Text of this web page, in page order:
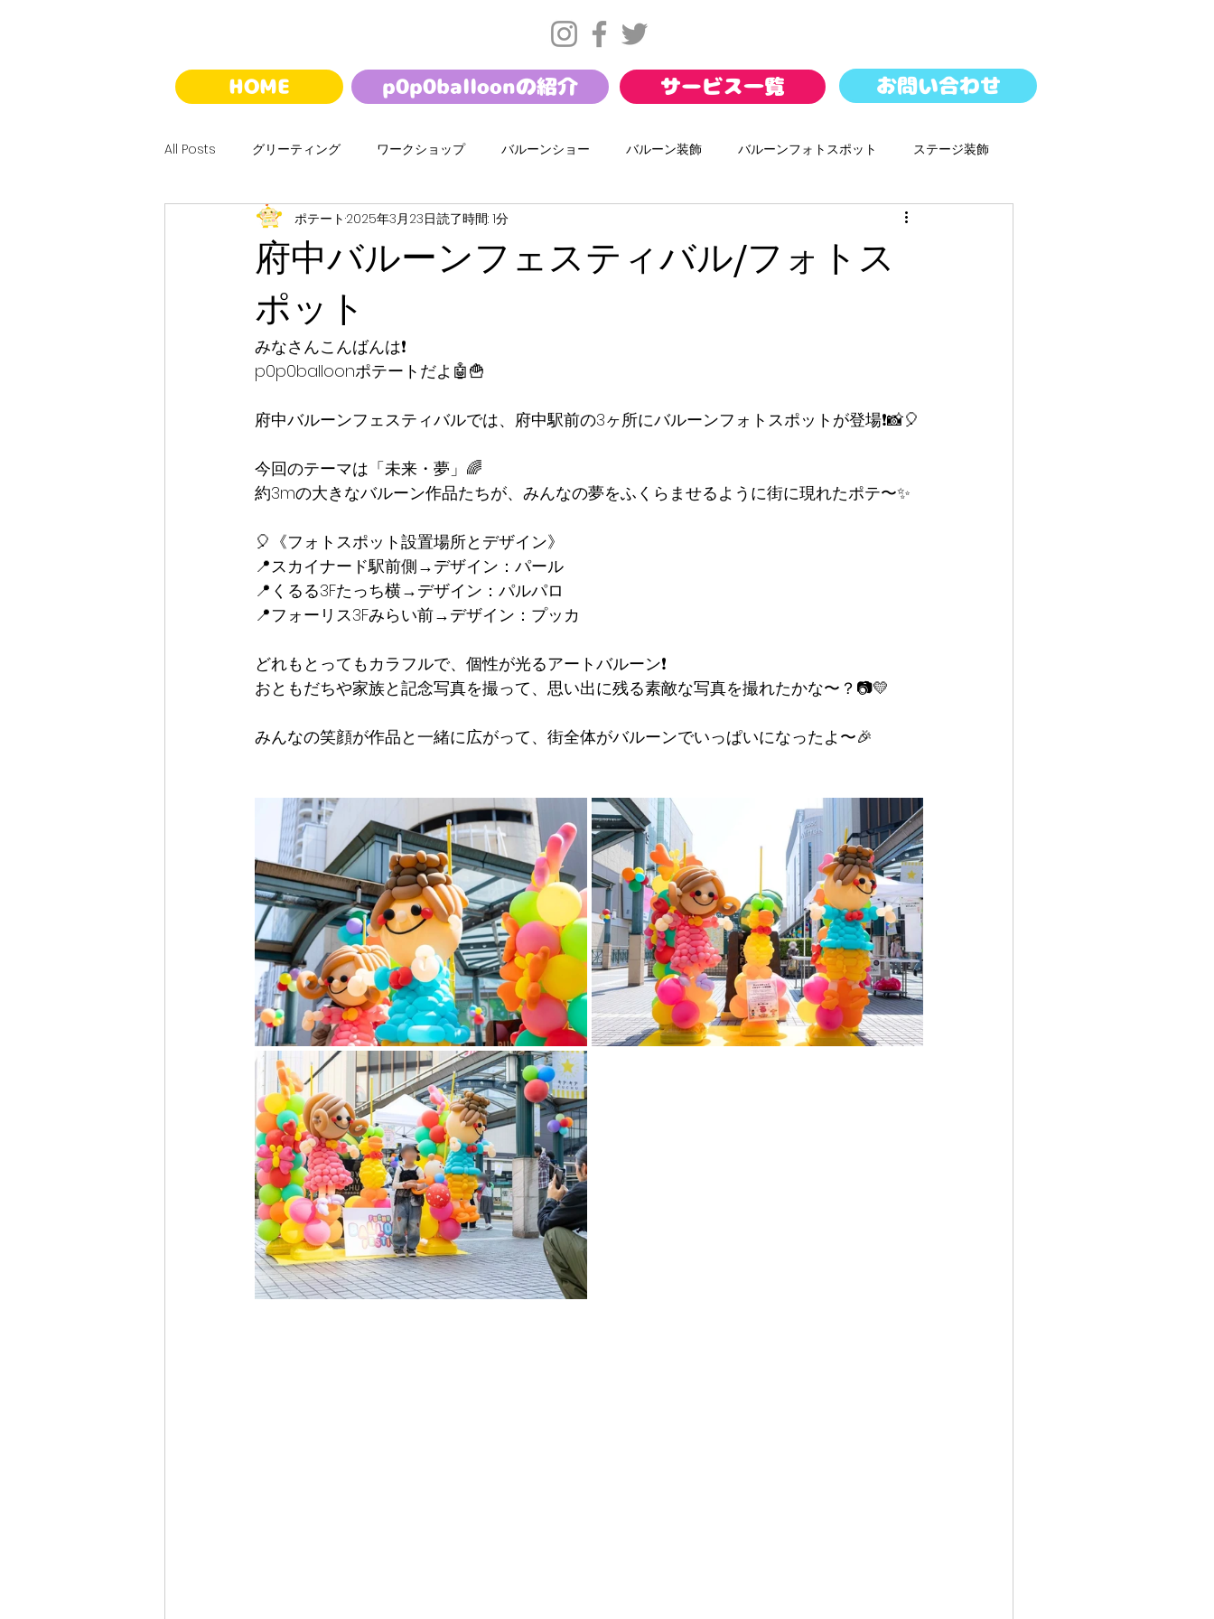
HOME p0p0balloonの紹介 サービス一覧 お問い合わせ
All Posts グリーティング ワークショップ バルーンショー バルーン装飾 バルーンフォトスポット ステージ装飾
ハロウィン クリスマス サマー バレンタイン バルーンドロップ
バルーンくじ 夢バルーンウォール
府中バルーンフェスティバル/フォトス
ポット
ポテート 2025年3月23日読了時間: 1分
みなさんこんばんは❗️
p0p0balloonポテートだよ🤖🍟
府中バルーンフェスティバルでは、府中駅前の3ヶ所にバルーンフォトスポットが登場❗️📸🎈
今回のテーマは「未来・夢」🌈
約3mの大きなバルーン作品たちが、みんなの夢をふくらませるように街に現れたポテ〜✨
🎈《フォトスポット設置場所とデザイン》
📍スカイナード駅前側→デザイン：パール
📍くるる3Fたっち横→デザイン：パルパロ
📍フォーリス3Fみらい前→デザイン：プッカ
どれもとってもカラフルで、個性が光るアートバルーン❗️
おともだちや家族と記念写真を撮って、思い出に残る素敵な写真を撮れたかな〜？📷💛
みんなの笑顔が作品と一緒に広がって、街全体がバルーンでいっぱいになったよ〜🎉